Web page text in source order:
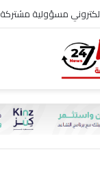
مسؤولية مشتركة